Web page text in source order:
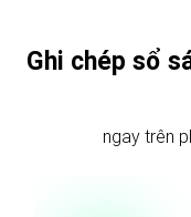
Ghi chép sổ
ngay trên